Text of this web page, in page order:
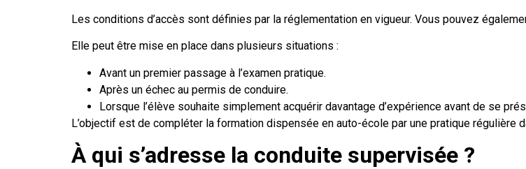
Les conditions d’accès sont définies par la réglementation en vigueur. Vous pouvez
Elle peut être mise en place dans plusieurs situations :
Avant un premier passage à l’examen pratique.
Après un échec au permis de conduire.
Lorsque l’élève souhaite simplement acquérir davantage d’expérience avant de se
L’objectif est de compléter la formation dispensée en auto-école par une pratique régulière
À qui s’adresse la conduite supervisée ?